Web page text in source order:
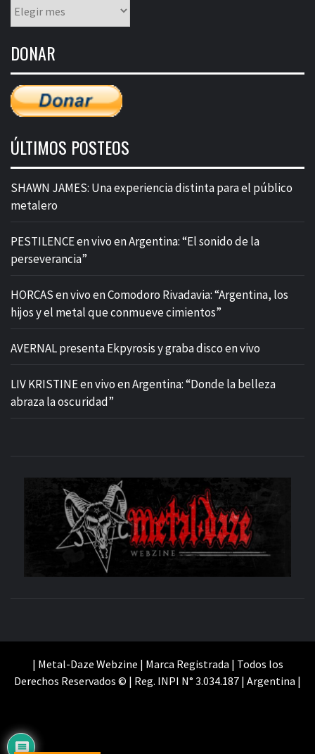
mensual
entradas
DONAR
ÚLTIMOS POSTEOS
SHAWN JAMES: Una experiencia distinta para el público
metalero
PESTILENCE en vivo en Argentina: “El sonido de la
perseverancia”
HORCAS en vivo en Comodoro Rivadavia: “Argentina, los
hijos y el metal que conmueve cimientos”
AVERNAL presenta Ekpyrosis y graba disco en vivo
LIV KRISTINE en vivo en Argentina: “Donde la belleza
abraza la oscuridad”
| Metal-Daze Webzine | Marca Registrada | Todos los
Derechos Reservados © | Reg. INPI N° 3.034.187 | Argentina |